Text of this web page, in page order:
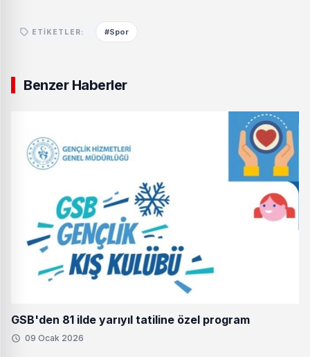
ETIKETLER: #Spor
Benzer Haberler
GSB'den 81 ilde yarıyıl tatiline özel program
09 Ocak 2026